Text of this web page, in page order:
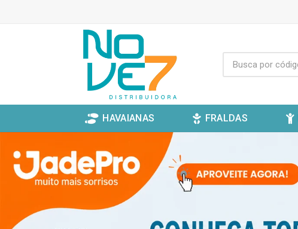
HAVAIANAS FRALDAS